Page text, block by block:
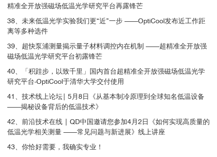
精准全开放强磁场低温光学研究平台再露锋芒
38、未来低温光学实验我们更“近”一步 ——OptiCool发布近工作距
离等多种选件
39、超快泵浦测量揭示量子材料调控内在机制 ——超精准全开放强
磁场低温光学研究平台初露锋芒
40、「积跬步，以致千里」国内首台超精准全开放强磁场低温光学
研究平台-OptiCool于清华大学交付使用
41、技术线上论坛| 5月8日《从基本制冷原理到全球知名低温设备
——揭秘设备背后的低温技术》
42、前沿技术在线 | QD中国邀请您参加4月2日《如何实现高质量的
低温光学相关测量 ——常见问题与新进展》线上讲座
43、你恰好需要，我确实专业！